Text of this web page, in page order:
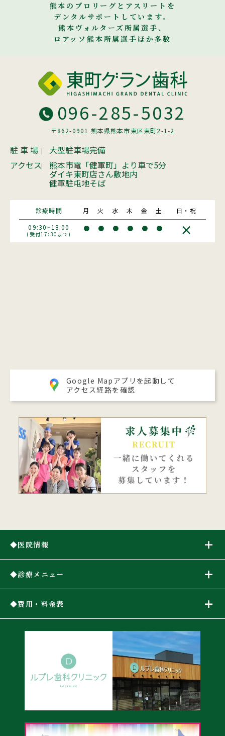
熊本のプロリーグとアスリートを
デンタルサポートしています。
熊本ヴォルターズ所属選手、
ロアッソ熊本所属選手ほか多数
096-285-5032
〒862-0901 熊本県熊本市東区東町2-1-2
駐 車 場
大型駐車場完備
アクセス
熊本市電「健軍町」より車で5分
ダイキ東町店さん敷地内
健軍駐屯地そば
診療時間 月 火 水 木 金 土
日・祝
09:30~18:00
(受付17:30まで)
● ● ● ● ● ● ×
Google Mapアプリを起動して
アクセス経路を確認
医院情報
診療メニュー
費用・料金表